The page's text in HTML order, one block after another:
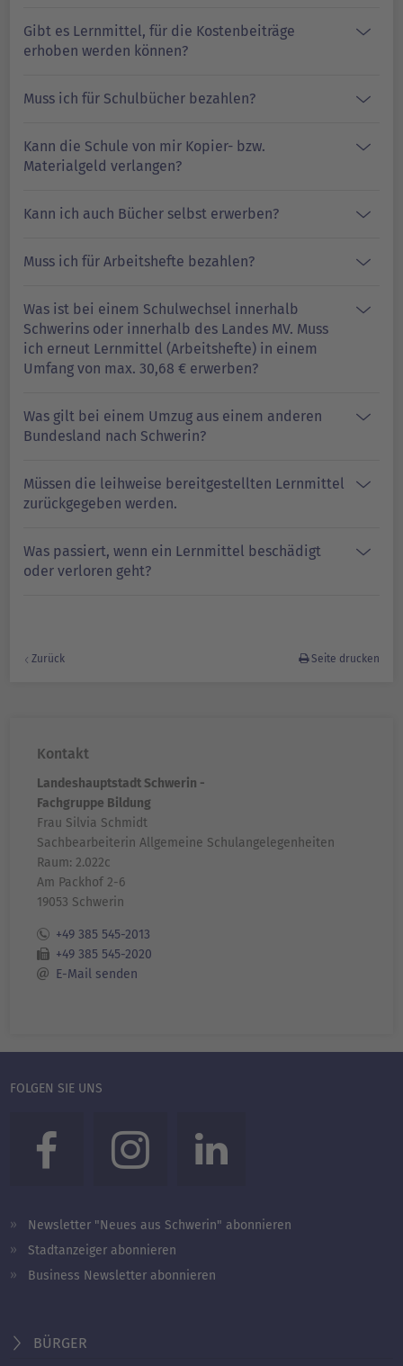
Gibt es Lernmittel, für die Kostenbeiträge
erhoben werden können?
Muss ich für Schulbücher bezahlen?
Kann die Schule von mir Kopier- bzw.
Materialgeld verlangen?
Kann ich auch Bücher selbst erwerben?
Muss ich für Arbeitshefte bezahlen?
Was ist bei einem Schulwechsel innerhalb
Schwerins oder innerhalb des Landes MV. Muss
ich erneut Lernmittel (Arbeitshefte) in einem
Umfang von max. 30,68 € erwerben?
Was gilt bei einem Umzug aus einem anderen
Bundesland nach Schwerin?
Müssen die leihweise bereitgestellten Lernmittel
zurückgegeben werden.
Was passiert, wenn ein Lernmittel beschädigt
oder verloren geht?
Zurück Seite drucken
Kontakt
Landeshauptstadt Schwerin -
Fachgruppe Bildung
Frau Silvia Schmidt
Sachbearbeiterin Allgemeine Schulangelegenheiten
Raum: 2.022c
Am Packhof 2-6
19053 Schwerin
+49 385 545-2013
+49 385 545-2020
E-Mail senden
FOLGEN SIE UNS
Newsletter "Neues aus Schwerin" abonnieren
Stadtanzeiger abonnieren
Business Newsletter abonnieren
BÜRGER